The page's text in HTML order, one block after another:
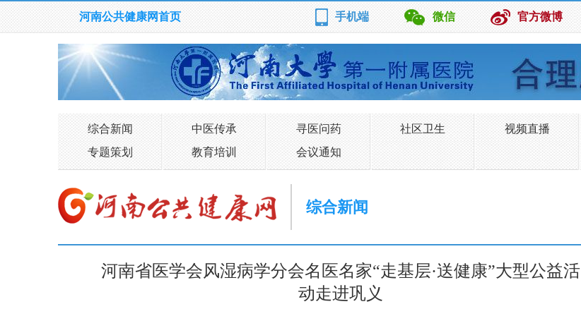
河南公共健康网首页 手机端 微信 官方微博
综合新闻 中医传承 寻医问药 社区卫生 视频直播
专题策划
教育培训 会议通知
综合新闻
河南省医学会风湿病学分会名医名家“走基层·送健康”大型公益活
动走进巩义